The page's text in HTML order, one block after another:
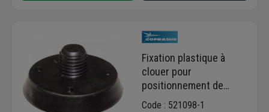
Fixation plastique à
clouer pour
positionnement de
douilles de levage -
Code : 521098-1